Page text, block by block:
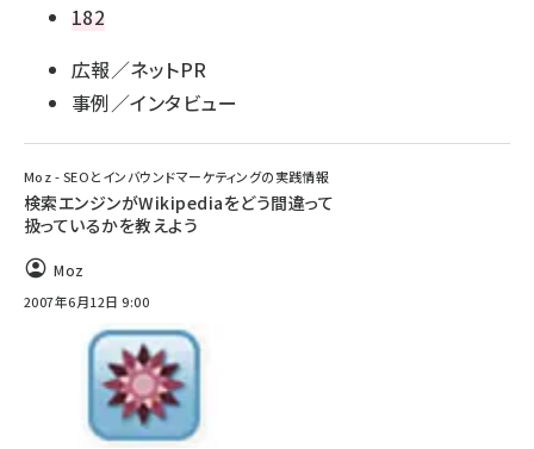
182
広報／ネットPR
事例／インタビュー
Moz - SEOとインバウンドマーケティングの実践情報
検索エンジンがWikipediaをどう間違って
扱っているかを教えよう
Moz
2007年6月12日 9:00